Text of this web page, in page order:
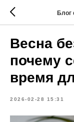
Блог
Весна
почему
время
2026-02-28 15:31